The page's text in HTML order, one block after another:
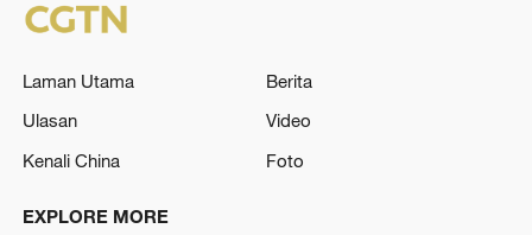
Laman Utama
Berita
Ulasan
Video
Kenali China
Foto
EXPLORE MORE